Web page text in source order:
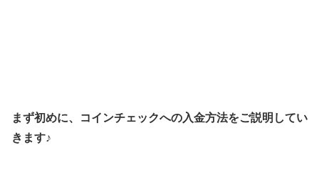
まず初めに、コインチェックへの入金方法をご説明してい
きます♪